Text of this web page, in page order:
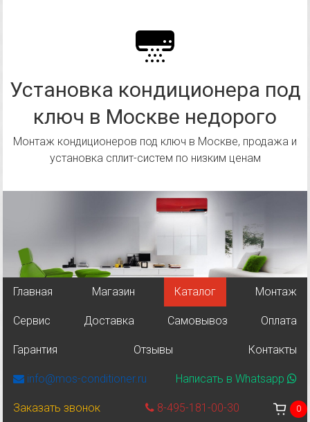
Установка кондиционера под
ключ в Москве недорого
Монтаж кондиционеров под ключ в Москве, продажа и
установка сплит-систем по низким ценам
Главная Магазин Каталог Монтаж
Сервис Доставка Самовывоз Оплата
Гарантия Отзывы Контакты
info@mos-conditioner.ru Написать в Whatsapp
Заказать звонок 8-495-181-00-30 0